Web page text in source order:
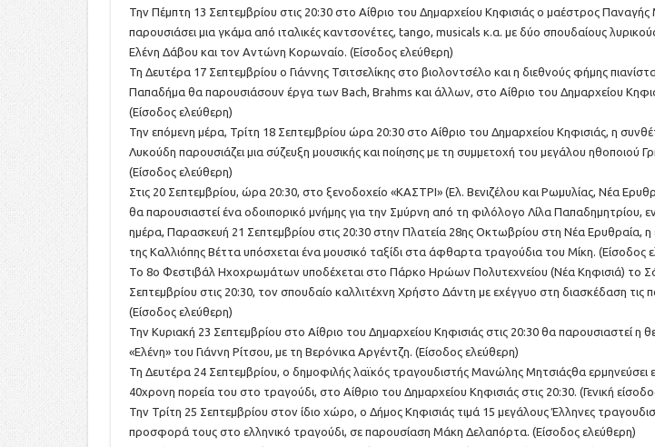
Την Πέμπτη 13 Σεπτεμβρίου στις 20:30 στο Αίθριο του Δημαρχείου Κηφισιάς ο μαέστρος
παρουσιάσει μια γκάμα από ιταλικές καντσονέτες, tango, musicals κ.α. με δύο σπουδαίους
Ελένη Δάβου και τον Αντώνη Κορωναίο. (Είσοδος ελεύθερη)
Τη Δευτέρα 17 Σεπτεμβρίου ο Γιάννης Τσιτσελίκης στο βιολοντσέλο και η διεθνούς φήμης
Παπαδήμα θα παρουσιάσουν έργα των Bach, Brahms και άλλων, στο Αίθριο του Δημαρχείου
(Είσοδος ελεύθερη)
Την επόμενη μέρα, Τρίτη 18 Σεπτεμβρίου ώρα 20:30 στο Αίθριο του Δημαρχείου Κηφισιάς, η
Λυκούδη παρουσιάζει μια σύζευξη μουσικής και ποίησης με τη συμμετοχή του μεγάλου ηθοποιού
(Είσοδος ελεύθερη)
Στις 20 Σεπτεμβρίου, ώρα 20:30, στο ξενοδοχείο «ΚΑΣΤΡΙ» (Ελ. Βενιζέλου και Ρωμυλίας, Νέα
θα παρουσιαστεί ένα οδοιπορικό μνήμης για την Σμύρνη από τη φιλόλογο Λίλα Παπαδημητρίου,
ημέρα, Παρασκευή 21 Σεπτεμβρίου στις 20:30 στην Πλατεία 28ης Οκτωβρίου στη Νέα Ερυθραία,
της Καλλιόπης Βέττα υπόσχεται ένα μουσικό ταξίδι στα άφθαρτα τραγούδια του Μίκη. (Είσοδος
Το 8ο Φεστιβάλ Ηχοχρωμάτων υποδέχεται στο Πάρκο Ηρώων Πολυτεχνείου (Νέα Κηφισιά) το
Σεπτεμβρίου στις 20:30, τον σπουδαίο καλλιτέχνη Χρήστο Δάντη με εχέγγυο στη διασκέδαση τις
(Είσοδος ελεύθερη)
Την Κυριακή 23 Σεπτεμβρίου στο Αίθριο του Δημαρχείου Κηφισιάς στις 20:30 θα παρουσιαστεί η
«Ελένη» του Γιάννη Ρίτσου, με τη Βερόνικα Αργέντζη. (Είσοδος ελεύθερη)
Τη Δευτέρα 24 Σεπτεμβρίου, ο δημοφιλής λαϊκός τραγουδιστής Μανώλης Μητσιάςθα ερμηνεύσει
40χρονη πορεία του στο τραγούδι, στο Αίθριο του Δημαρχείου Κηφισιάς στις 20:30. (Γενική
Την Τρίτη 25 Σεπτεμβρίου στον ίδιο χώρο, ο Δήμος Κηφισιάς τιμά 15 μεγάλους Έλληνες
προσφορά τους στο ελληνικό τραγούδι, σε παρουσίαση Μάκη Δελαπόρτα. (Είσοδος ελεύθερη)